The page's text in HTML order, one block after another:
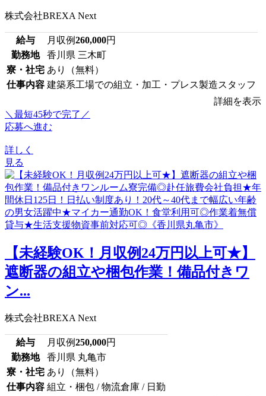
株式会社BREXA Next
給与 月収例260,000円
勤務地
香川県 三木町
寮・社宅 あり（無料）
仕事内容 建築系工場での組立・加工・プレス製造スタッフ
詳細を表示
＼最短45秒で完了／
応募へ進む
詳しく
見る
【未経験OK！月収例24万円以上可★】
遮断器の組立や梱包作業！備品付きワ
ン...
株式会社BREXA Next
給与 月収例250,000円
勤務地
香川県 丸亀市
寮・社宅 あり（無料）
仕事内容 組立・梱包 / 物流倉庫 / 日勤